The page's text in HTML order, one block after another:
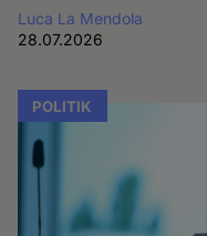
Luca La Mendola
28.07.2026
POLITIK